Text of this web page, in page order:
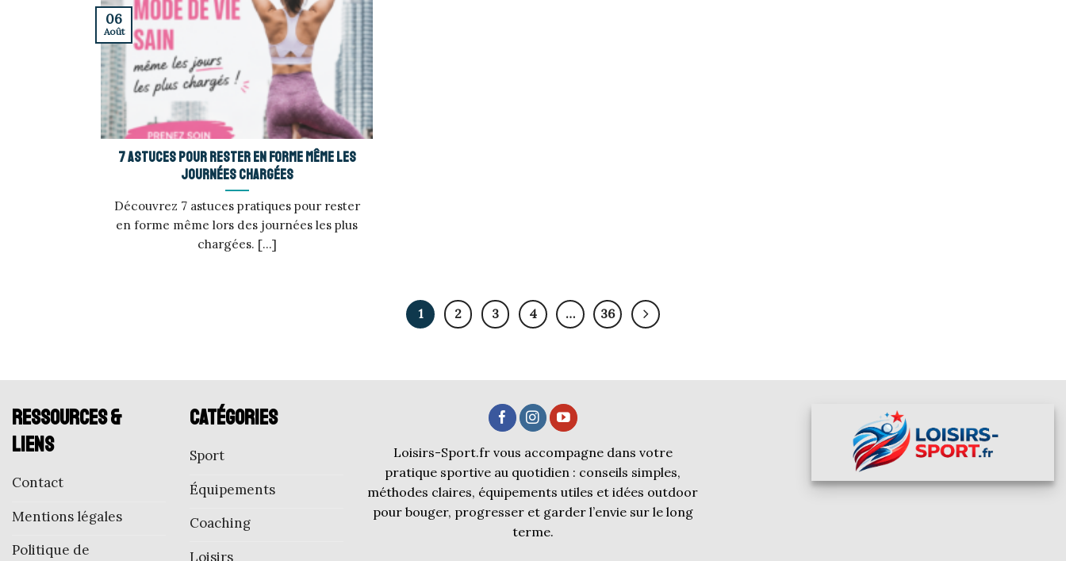
7 astuces pour rester en forme même les
journées chargées
Découvrez 7 astuces pratiques pour rester
en forme même lors des journées les plus
chargées. [...]
06
Août
1 2 3 4 … 36
Ressources &
liens
Contact
Mentions légales
Politique de
Catégories
Sport
Équipements
Coaching
Loisirs
Loisirs-Sport.fr vous accompagne dans votre
pratique sportive au quotidien : conseils simples,
méthodes claires, équipements utiles et idées outdoor
pour bouger, progresser et garder l’envie sur le long
terme.